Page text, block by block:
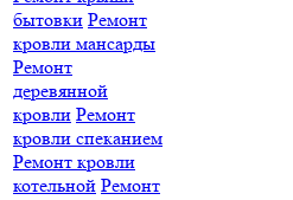
бытовки Ремонт
кровли мансарды
Ремонт
деревянной
кровли Ремонт
кровли спеканием
Ремонт кровли
котельной Ремонт